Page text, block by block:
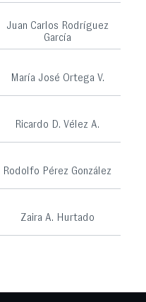
Juan Carlos Rodríguez
García
María José Ortega V.
Ricardo D. Vélez A.
Rodolfo Pérez González
Zaira A. Hurtado